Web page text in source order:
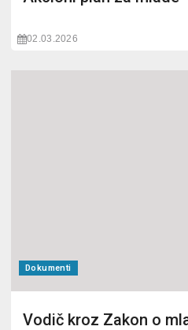
02.03.2026
Dokumenti
Vodič kroz Zakon o